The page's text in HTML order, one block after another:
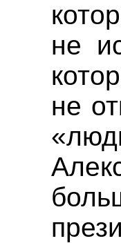
не
не